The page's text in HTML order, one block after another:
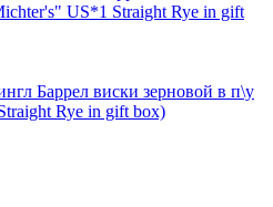
Баррел виски зерновой в п\у
Rye in gift box)